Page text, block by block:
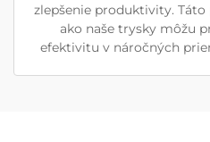
zlepšenie produktivity.
ako naše trysky môžu
efektivitu v náročných